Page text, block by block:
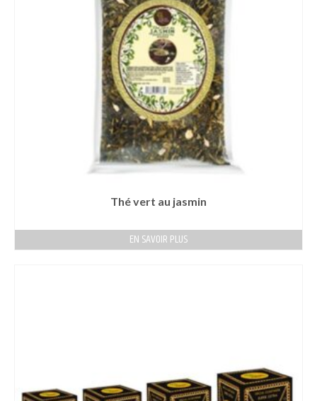
Thé vert au jasmin
EN SAVOIR PLUS